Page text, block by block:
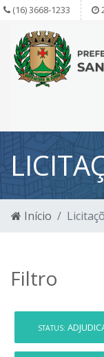
(16) 3668-1233
Início
Filtro
STATUS: